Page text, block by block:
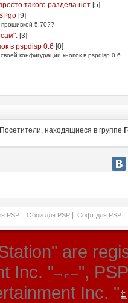
такого раздела нет[5]
[9]
5.70??
[3]
в pspdisp 0.6 [0]
конфигурации кнопок в pspdisp 0.6
Посетители, находящиеся в группе
PSP Обои для PSP Софт для PSP
are
Inc. "
",
Inc. "